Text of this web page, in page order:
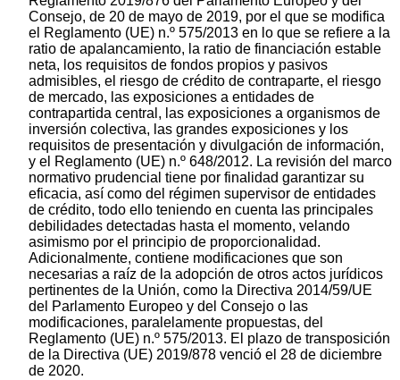
Consejo, de 20 de mayo de 2019, por el que se modifica
el Reglamento (UE) n.º 575/2013 en lo que se refiere a la
ratio de apalancamiento, la ratio de financiación estable
neta, los requisitos de fondos propios y pasivos
admisibles, el riesgo de crédito de contraparte, el riesgo
de mercado, las exposiciones a entidades de
contrapartida central, las exposiciones a organismos de
inversión colectiva, las grandes exposiciones y los
requisitos de presentación y divulgación de información,
y el Reglamento (UE) n.º 648/2012. La revisión del marco
normativo prudencial tiene por finalidad garantizar su
eficacia, así como del régimen supervisor de entidades
de crédito, todo ello teniendo en cuenta las principales
debilidades detectadas hasta el momento, velando
asimismo por el principio de proporcionalidad.
Adicionalmente, contiene modificaciones que son
necesarias a raíz de la adopción de otros actos jurídicos
pertinentes de la Unión, como la Directiva 2014/59/UE
del Parlamento Europeo y del Consejo o las
modificaciones, paralelamente propuestas, del
Reglamento (UE) n.º 575/2013. El plazo de transposición
de la Directiva (UE) 2019/878 venció el 28 de diciembre
de 2020.